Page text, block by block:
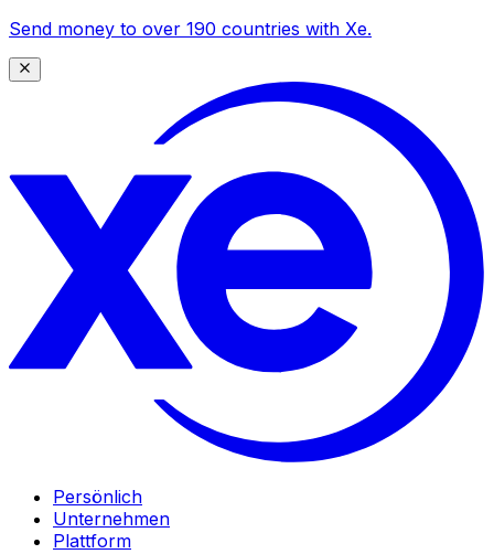
Send money to over 190 countries with Xe.
Persönlich
Unternehmen
Plattform